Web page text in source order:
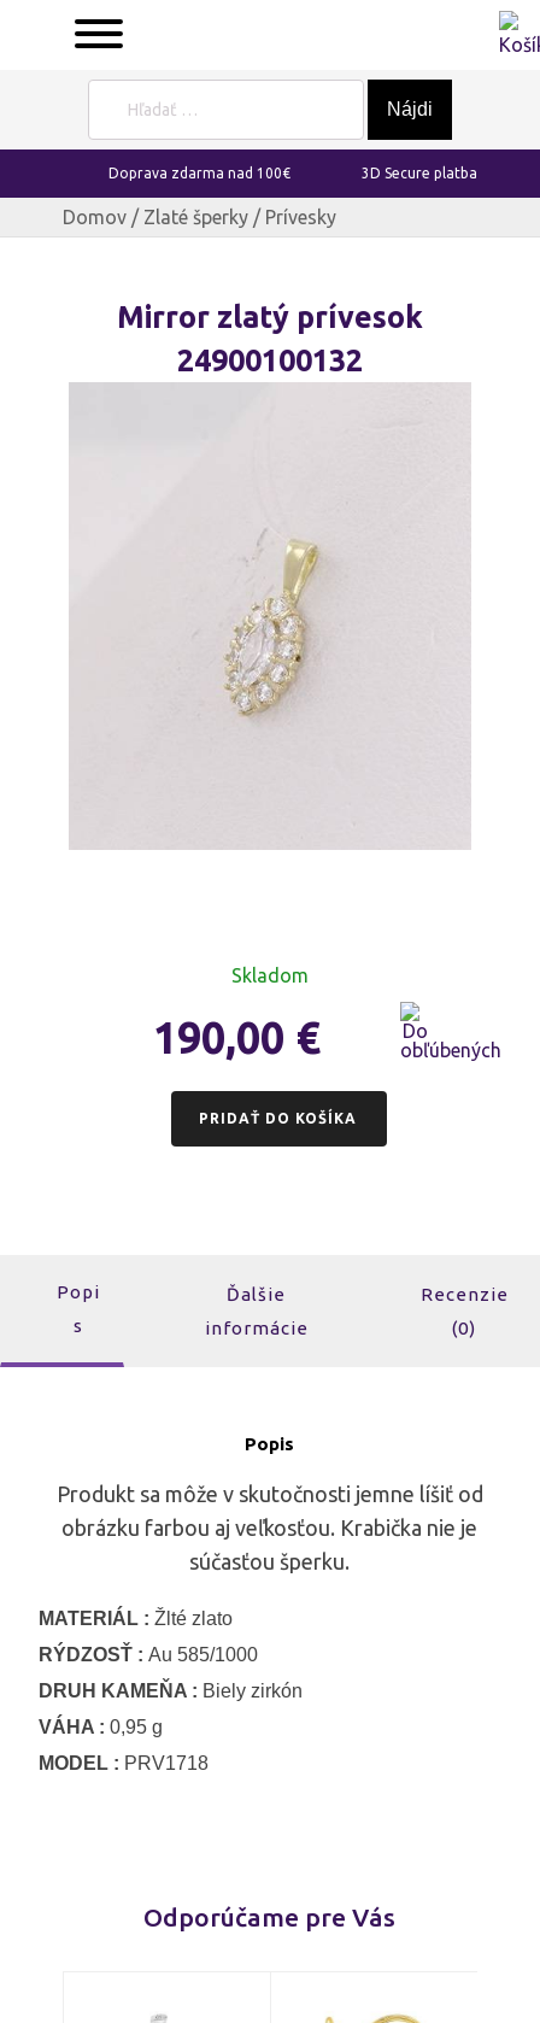
Doprava zdarma nad 100€ 3D Secure platba
Domov / Zlaté šperky / Prívesky
Mirror zlatý prívesok
24900100132
Skladom
190,00 €
PRIDAŤ DO KOŠÍKA
Popi
s
Ďalšie
informácie
Recenzie
(0)
Popis
Produkt sa môže v skutočnosti jemne líšiť od
obrázku farbou aj veľkosťou. Krabička nie je
súčasťou šperku.
MATERIÁL : Žlté zlato
RÝDZOSŤ : Au 585/1000
DRUH KAMEŇA : Biely zirkón
VÁHA : 0,95 g
MODEL : PRV1718
Odporúčame pre Vás